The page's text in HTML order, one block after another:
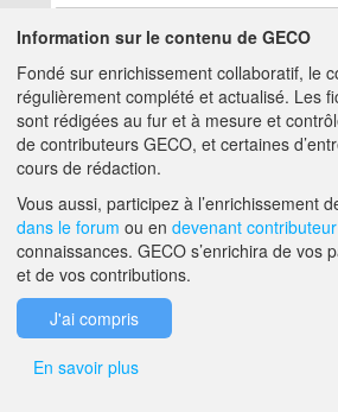
Aucun résultat
A PROPOS DE GECO
F.A.Q.
Information sur le contenu de GECO
Fondé sur enrichissement collaboratif, le
régulièrement complété et actualisé. Les
sont rédigées au fur et à mesure et
de contributeurs GECO, et certaines
cours de rédaction.
Vous aussi, participez à l’enrichissement
dans le forum ou en devenant contributeur
connaissances. GECO s’enrichira de vos
et de vos contributions.
J'ai compris
En savoir plus